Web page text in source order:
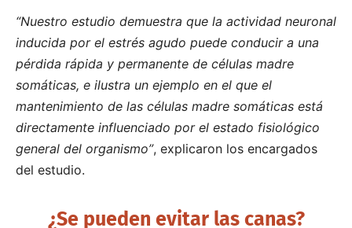
“Nuestro estudio demuestra que la actividad neuronal
inducida por el estrés agudo puede conducir a una
pérdida rápida y permanente de células madre
somáticas, e ilustra un ejemplo en el que el
mantenimiento de las células madre somáticas está
directamente influenciado por el estado fisiológico
general del organismo”, explicaron los encargados
del estudio.
¿Se pueden evitar las canas?